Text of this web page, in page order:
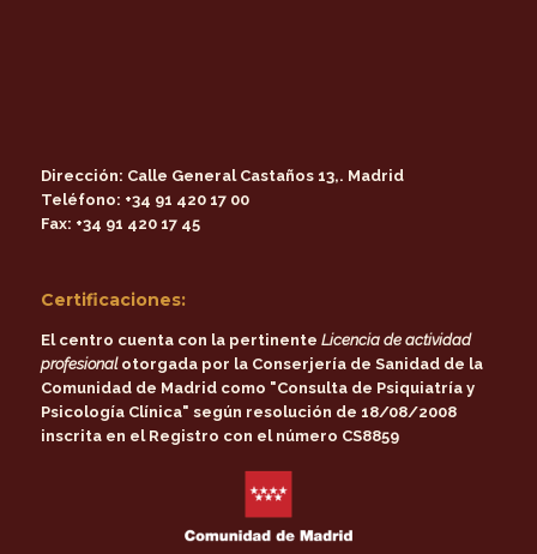
Dirección: Calle General Castaños 13,. Madrid
Teléfono: +34 91 420 17 00
Fax: +34 91 420 17 45
Certificaciones:
El centro cuenta con la pertinente Licencia de actividad
profesionalotorgada por la Conserjería de Sanidad de la
Comunidad de Madridcomo "Consulta de Psiquiatría y
Psicología Clínica" según resolución de 18/08/2008
inscrita en el Registro con el número CS8859